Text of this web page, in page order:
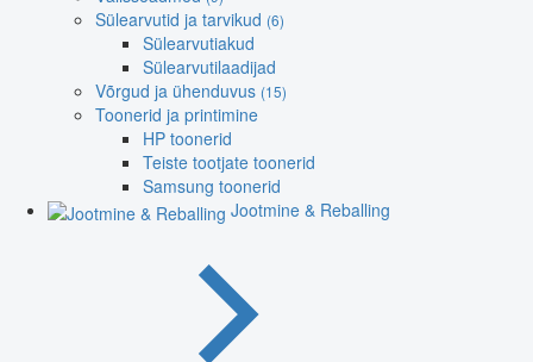
Sülearvutid ja tarvikud (6)
Sülearvutiakud
Sülearvutilaadijad
Võrgud ja ühenduvus (15)
Toonerid ja printimine
HP toonerid
Teiste tootjate toonerid
Samsung toonerid
Jootmine & Reballing